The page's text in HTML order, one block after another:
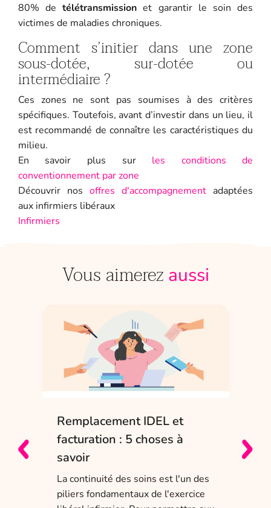
80% detélétransmission et garantir le soin des
victimes de maladies chroniques.
Comment s’initier dans une zone
sous-dotée, sur-dotée ou
intermédiaire ?
Ces zones ne sont pas soumises à des critères
spécifiques. Toutefois, avant d’investir dans un lieu, il
est recommandé de connaître les caractéristiques du
milieu.
En savoir plus sur les conditions de
conventionnement par zone
Découvrir nos offres d'accompagnement adaptées
aux infirmiers libéraux
Infirmiers
Vous aimerez aussi
Remplacement IDEL et
facturation : 5 choses à
savoir
La continuité des soins est l'un des
piliers fondamentaux de l'exercice